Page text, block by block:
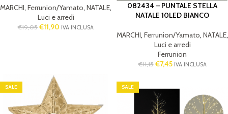
MARCHI, Ferrunion/Yamato, NATALE,
Luci e arredi
€19,05 €11,90 IVA INCLUSA
082434 – PUNTALE STELLA
NATALE 10LED BIANCO
MARCHI, Ferrunion/Yamato, NATALE,
Luci e arredi
Ferrunion
€11,15 €7,45 IVA INCLUSA
SALE SALE